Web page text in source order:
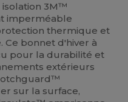
isolation 3M™
imperméable
thermique et
Ce bonnet d'hiver à
pour la durabilité et
extérieurs
sur la surface,